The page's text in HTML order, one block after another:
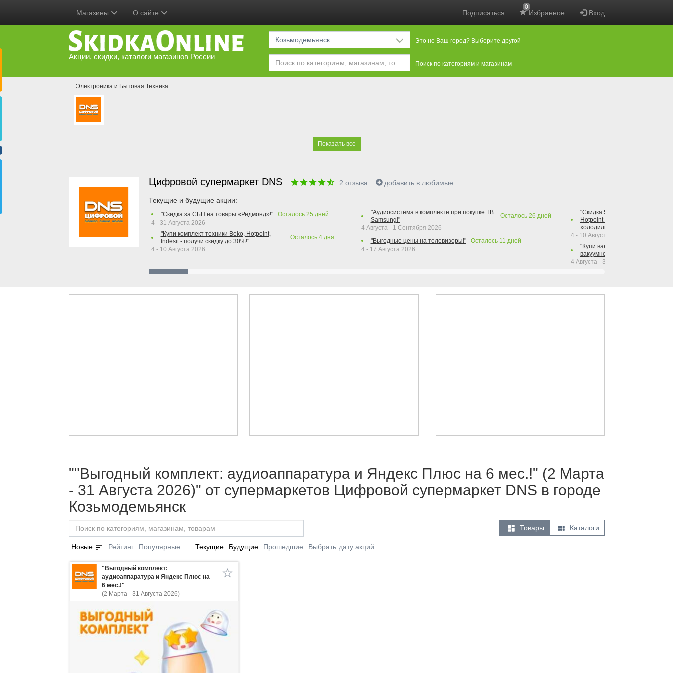
Подписаться Избранное
0
Вход
Магазины О сайте
Акции, скидки, каталоги магазинов России
Козьмодемьянск Это не Ваш город? Выберите другой
Поиск по категориям и магазинам
Электроника и Бытовая Техника
Показать все
Цифровой супермаркет DNS 2 отзыва добавить в любимые
Текущие и будущие акции:
"Скидка за СБП на товары «Редмонд»!" Осталось 25 дней
4 - 31 Августа 2026
"Купи комплект техники Beko, Hotpoint,
Indesit - получи скидку до 30%!"
Осталось 4дня
4 - 10 Августа 2026
"Аудиосистема в комплекте при покупке ТВ
Samsung!"
Осталось 26 дней
4 Августа - 1 Сентября 2026
"Выгодные цены на телевизоры!"
Осталось 11 дней
4 - 17 Августа 2026
"Скидка 50% на варочную
Hotpoint при покупке духового
холодильника Hotpoint!"
4 - 10 Августа 2026
"Купи вакуумный упаковщик +
вакуумного упаковщика =
4 Августа - 30 Сентября 2026
""Выгодный комплект: аудиоаппаратура и Яндекс Плюс на 6 мес.!" (2 Марта
- 31 Августа 2026)" от супермаркетов Цифровой супермаркет DNS в городе
Козьмодемьянск
 Товары  Каталоги
Новые sort Рейтинг Популярные Текущие Будущие Прошедшие Выбрать дату акций
"Выгодный комплект:
аудиоаппаратура и Яндекс Плюс на
6 мес.!"
(2 Марта - 31 Августа 2026)